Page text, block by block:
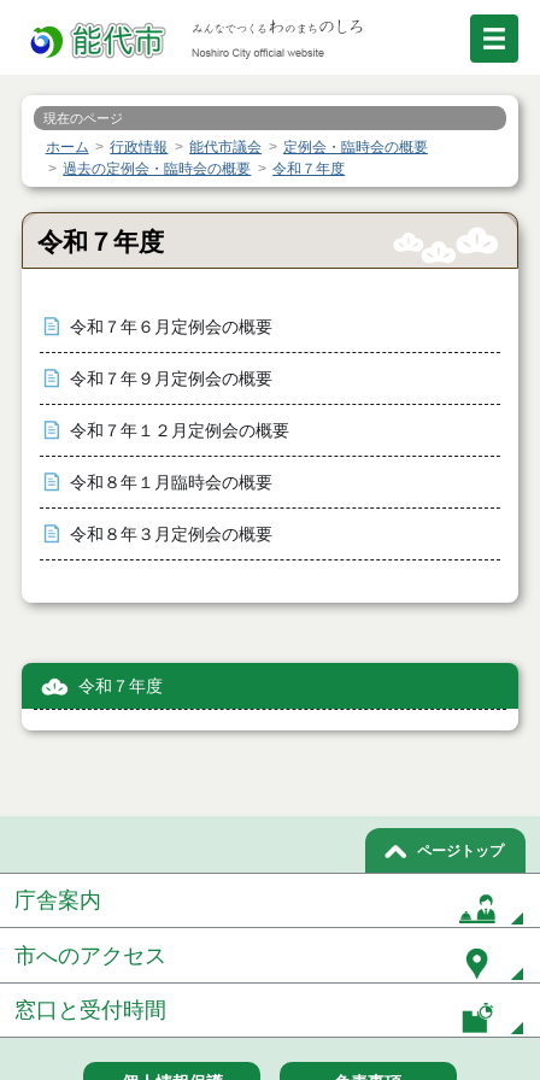
現在のページ
ホーム 行政情報 能代市議会
定例会・臨時会の概要
過去の定例会・臨時会の概要
令和７年度
令和７年度
令和７年６月定例会の概要
令和７年９月定例会の概要
令和７年１２月定例会の概要
令和８年１月臨時会の概要
令和８年３月定例会の概要
令和７年度
ページトップ
庁舎案内
市へのアクセス
窓口と受付時間